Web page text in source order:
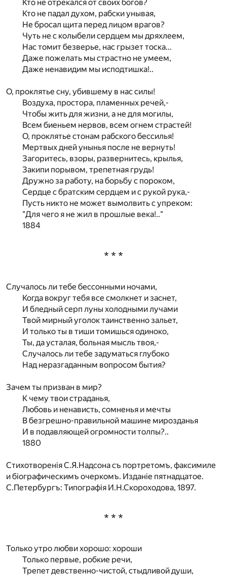
Кто не отрекался от своих богов?
Кто не падал духом, рабски унывая,
Не бросал щита перед лицом врагов?
Чуть не с колыбели сердцем мы дряхлеем,
Нас томит безверье, нас грызет тоска…
Даже пожелать мы страстно не умеем,
Даже ненавидим мы исподтишка!..
О, проклятье сну, убившему в нас силы!
Воздуха, простора, пламенных речей,-
Чтобы жить для жизни, а не для могилы,
Всем биеньем нервов, всем огнем страстей!
О, проклятье стонам рабского бессилья!
Мертвых дней унынья после не вернуть!
Загоритесь, взоры, развернитесь, крылья,
Закипи порывом, трепетная грудь!
Дружно за работу, на борьбу с пороком,
Сердце с братским сердцем и с рукой рука,-
Пусть никто не может вымолвить с упреком:
"Для чего я не жил в прошлые века!.."
1884
* * *
Случалось ли тебе бессонными ночами,
Когда вокруг тебя все смолкнет и заснет,
И бледный серп луны холодными лучами
Твой мирный уголок таинственно зальет,
И только ты в тиши томишься одиноко,
Ты, да усталая, больная мысль твоя,-
Случалось ли тебе задуматься глубоко
Над неразгаданным вопросом бытия?
Зачем ты призван в мир?
К чему твои страданья,
Любовь и ненависть, сомненья и мечты
В безгрешно-правильной машине мирозданья
И в подавляющей огромности толпы?..
1880
Стихотворенiя С.Я.Надсона съ портретомъ, факсимиле
и бiографическимъ очеркомъ. Изданiе пятнадцатое.
С.Петербургъ: Типографiя И.Н.Скороходова, 1897.
* * *
Только утро любви хорошо: хороши
Только первые, робкие речи,
Трепет девственно-чистой, стыдливой души,